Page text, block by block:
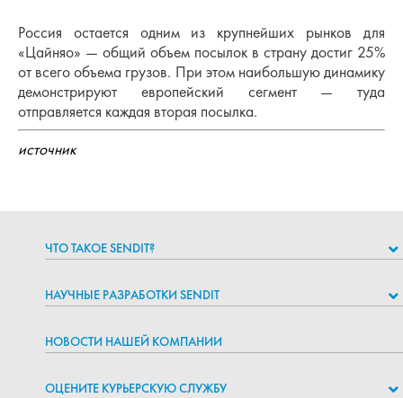
ЧТО ТАКОЕ SENDIT?
НАУЧНЫЕ РАЗРАБОТКИ SENDIT
НОВОСТИ НАШЕЙ КОМПАНИИ
ОЦЕНИТЕ КУРЬЕРСКУЮ СЛУЖБУ
Россия остается одним из крупнейших рынков для
«Цайняо» — общий объем посылок в страну достиг 25%
от всего объема грузов. При этом наибольшую динамику
демонстрируют европейский сегмент — туда
отправляется каждая вторая посылка.
источник